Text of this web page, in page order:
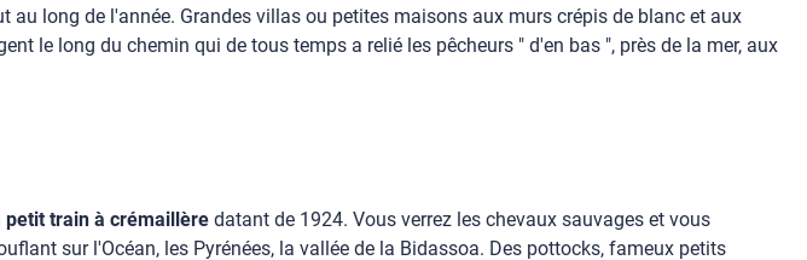
long de l'année. Grandes villas ou petites maisons aux murs crépis de blanc et aux
le long du chemin qui de tous temps a relié les pêcheurs " d'en bas ", près de la mer, aux
petit train à crémaillère datant de 1924. Vous verrez les chevaux sauvages et vous
sur l'Océan, les Pyrénées, la vallée de la Bidassoa. Des pottocks, fameux petits